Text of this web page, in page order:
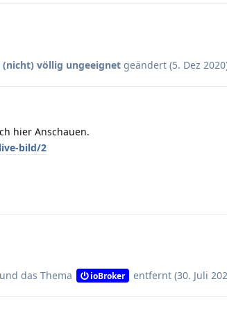
(nicht) völlig ungeeignet geändert (5. Dez 2020
hier Anschauen.
bild/2
das Thema ioBroker entfernt (30. Juli